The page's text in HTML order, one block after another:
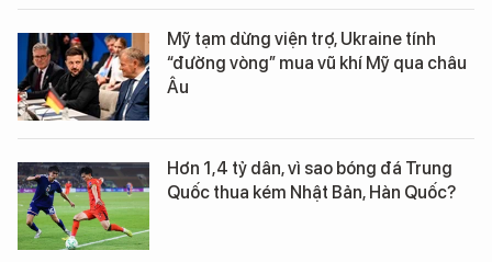
Mỹ tạm dừng viện trợ, Ukraine tính
“đường vòng” mua vũ khí Mỹ qua châu
Âu
Hơn 1,4 tỷ dân, vì sao bóng đá Trung
Quốc thua kém Nhật Bản, Hàn Quốc?